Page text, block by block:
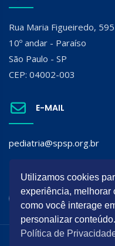
Rua Maria Figueiredo, 595
10º andar - Paraíso
São Paulo - SP
CEP: 04002-003
E-MAIL
pediatria@spsp.org.br
SIGA A SPSP:
Todos os direitos
Utilizamos cookies
experiência, melhorar
como você interage
personalizar
Política de